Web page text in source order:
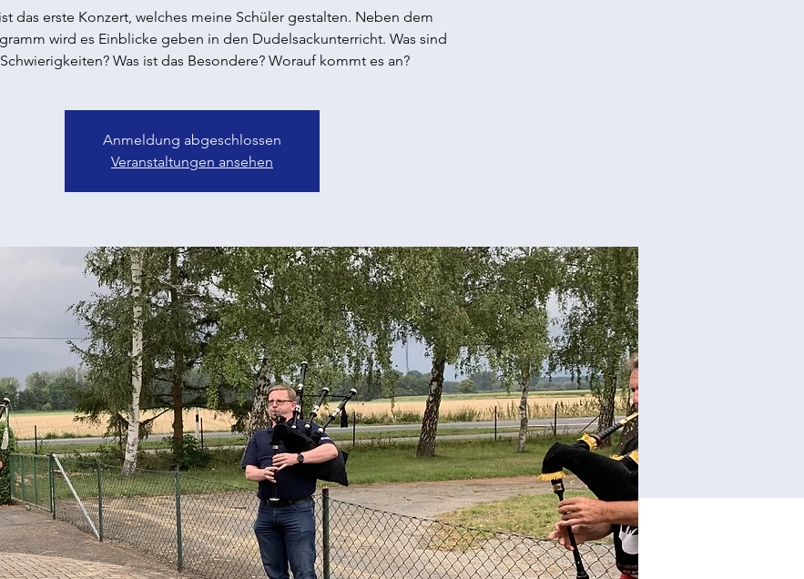
das erste Konzert, welches meine Schüler gestalten. Neben dem
wird es Einblicke geben in den Dudelsackunterricht. Was sind
Was ist das Besondere? Worauf kommt es an?
Anmeldung abgeschlossen
Veranstaltungen ansehen